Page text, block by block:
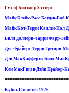
Гуэлф Билтмор Хэттерс:
Майк Блейк-Росс Боуден-Боб
Майк Кот-Терри Каллен-Пол
Билл Доллери-Ларри Фарр-
Дуг Фрайерс-Терри Грегори-
Дэн МакКафферти-Билл
Кен МакГиган-Дэйв Прайор-
Кубок Столетия 1976